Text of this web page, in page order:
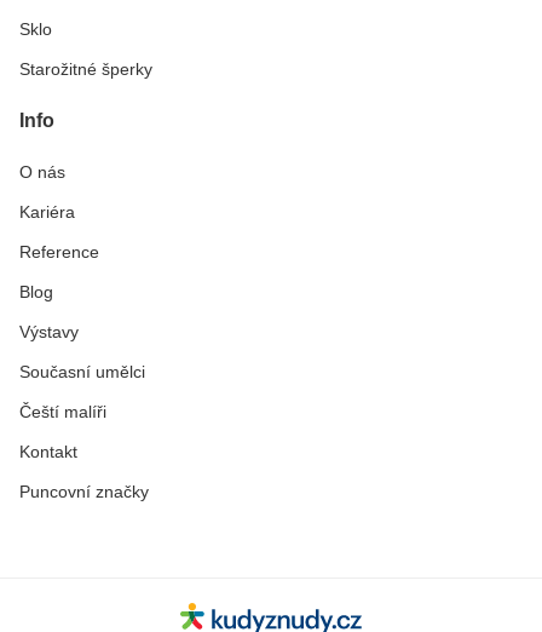
Sklo
Starožitné šperky
Info
O nás
Kariéra
Reference
Blog
Výstavy
Současní umělci
Čeští malíři
Kontakt
Puncovní značky